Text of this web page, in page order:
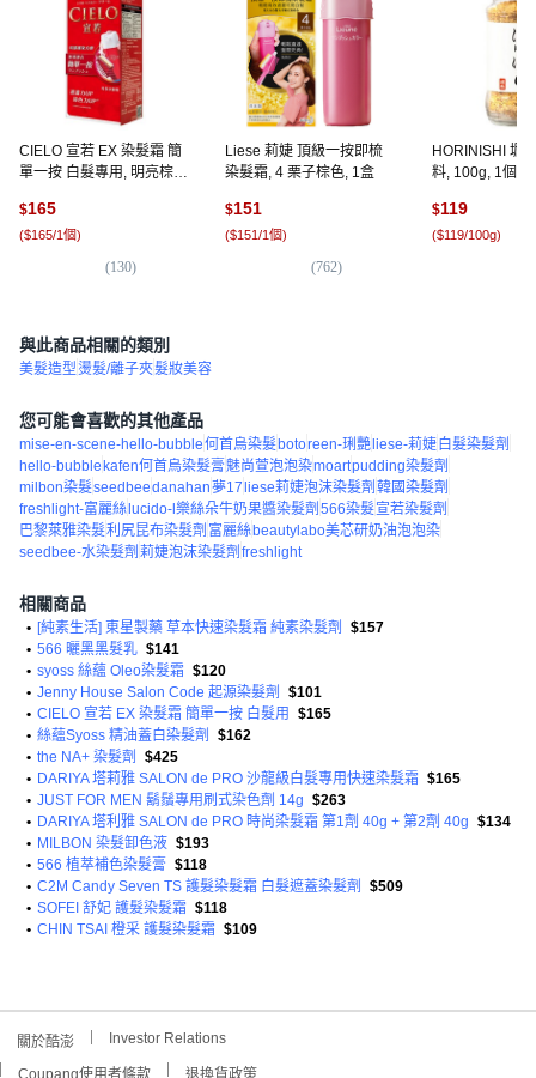
CIELO 宣若 EX 染髮霜 簡
單一按 白髮專用, 明亮棕, 1
$165
($165/1個)
(130)
Liese 莉婕 頂級一按即梳
染髮霜, 4 栗子棕色, 1盒
$151
($151/1個)
(762)
HORINISHI 堀
料, 100g, 1個
$119
($119/100g)
與此商品相關的類別
美髮造型燙髮/離子夾髮妝美容
您可能會喜歡的其他產品
mise-en-scene-hello-bubble何首烏染髮botoreen-琍艷 liese-莉婕 白髮染髮劑
hello-bubble kafen何首烏染髮膏魅尚萱泡泡染moartpudding染髮劑
milbon染髮seedbeedanahan夢17 liese莉婕泡沫染髮劑 韓國染髮劑
freshlight-富麗絲 lucido-l樂絲朵牛奶果醬染髮劑 566染髮宣若染髮劑
巴黎萊雅染髮利尻昆布染髮劑 富麗絲beautylabo美芯研奶油泡泡染
seedbee-水染髮劑 莉婕泡沫染髮劑 freshlight
相關商品
• [純素生活] 東星製藥 草本快速染髮霜 純素染髮劑
$157
• 566 曬黑黑髮乳 $141
• syoss 絲蘊 Oleo染髮霜 $120
• Jenny House Salon Code 起源染髮劑
$101
• CIELO 宣若 EX 染髮霜 簡單一按 白髮用
$165
• 絲蘊Syoss 精油蓋白染髮劑
$162
• the NA+ 染髮劑
$425
• DARIYA 塔莉雅 SALON de PRO 沙龍級白髮專用快速染髮霜 $165
• JUST FOR MEN 鬍鬚專用刷式染色劑 14g $263
• DARIYA 塔利雅 SALON de PRO 時尚染髮霜 第1劑 40g + 第2劑 40g $134
• MILBON 染髮卸色液 $193
• 566 植萃補色染髮膏 $118
• C2M Candy Seven TS 護髮染髮霜 白髮遮蓋染髮劑
$509
• SOFEI 舒妃 護髮染髮霜 $118
• CHIN TSAI 橙采 護髮染髮霜 $109
關於酷澎 Investor Relations
Coupang使用者條款 退換貨政策